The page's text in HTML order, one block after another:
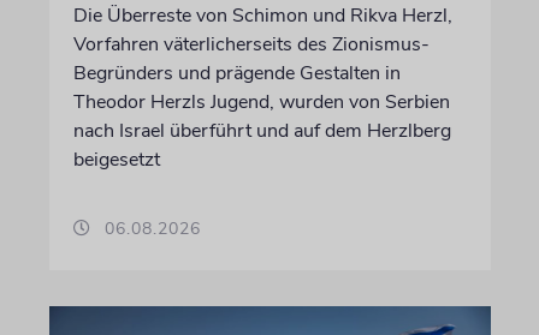
Die Überreste von Schimon und Rikva Herzl,
Vorfahren väterlicherseits des Zionismus-
Begründers und prägende Gestalten in
Theodor Herzls Jugend, wurden von Serbien
nach Israel überführt und auf dem Herzlberg
beigesetzt
06.08.2026